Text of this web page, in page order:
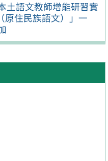
土語文教師增能研習實
原住民族語文）」一